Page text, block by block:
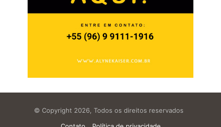
© Copyright 2026, Todos os direitos reservados